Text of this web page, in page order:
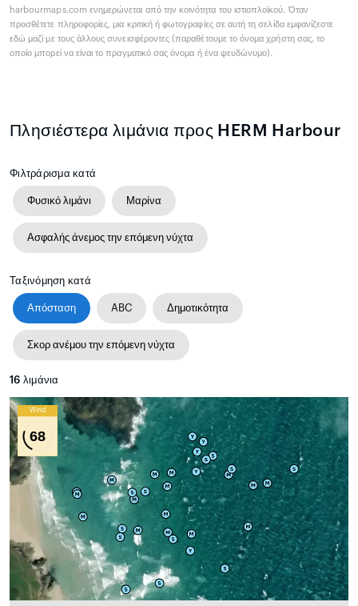
harbourmaps.com ενημερώνεται από την κοινότητα του ιστιοπλοϊκού. Όταν
προσθέτετε πληροφορίες, μια κριτική ή φωτογραφίες σε αυτή τη σελίδα εμφανίζεστε
εδώ μαζί με τους άλλους συνεισφέροντες (παραθέτουμε το όνομα χρήστη σας, το
οποίο μπορεί να είναι το πραγματικό σας όνομα ή ένα ψευδώνυμο).
Πλησιέστερα λιμάνια προς HERM Harbour
Φιλτράρισμα κατά
Φυσικό λιμάνι Μαρίνα
Ασφαλής άνεμος την επόμενη νύχτα
Ταξινόμηση κατά
Απόσταση ABC Δημοτικότητα
Σκορ ανέμου την επόμενη νύχτα
16 λιμάνια
Wind
68